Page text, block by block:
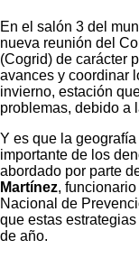
En el salón 3 del
nueva reunión del
(Cogrid) de carácter
avances y coordinar
invierno, estación
problemas, debido a
Y es que la
importante de los
abordado por parte
Martínez,
Nacional de
que estas
de año.